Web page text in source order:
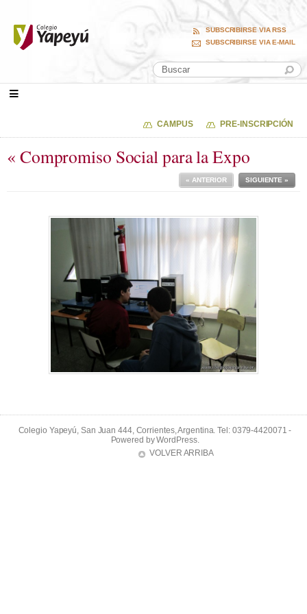
SUBSCRIBIRSE VIA RSS
SUBSCRIBIRSE VIA E-MAIL
CAMPUS PRE-INSCRIPCIÓN
« Compromiso Social para la Expo
SIGUIENTE »
« ANTERIOR
Colegio Yapeyú, San Juan 444, Corrientes, Argentina. Tel: 0379-4420071 -
Powered byWordPress.
VOLVER ARRIBA